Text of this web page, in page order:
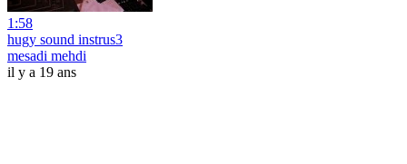
1:58
hugy sound instrus3
mesadi mehdi
il y a 19 ans